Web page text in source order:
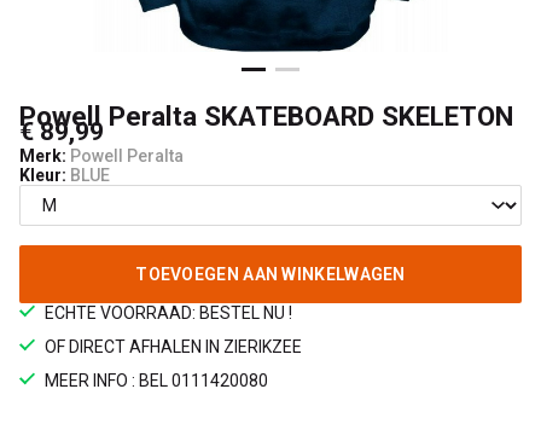
Powell Peralta SKATEBOARD SKELETON
€ 89,99
Merk: Powell Peralta
Kleur: BLUE
TOEVOEGEN AAN WINKELWAGEN
ECHTE VOORRAAD: BESTEL NU !
OF DIRECT AFHALEN IN ZIERIKZEE
MEER INFO : BEL 0111420080